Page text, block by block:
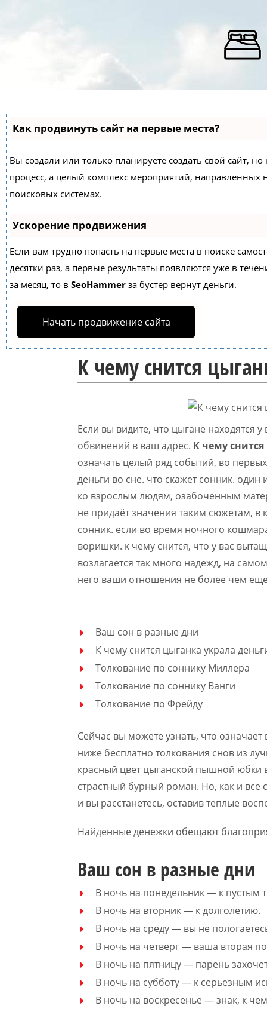
Как продвинуть сайт на первые места?
Вы создали или только планируете создать свой сайт,
процесс, а целый комплекс мероприятий,
поисковых системах.
Ускорение продвижения
Если вам трудно попасть на первые места в поиске
десятки раз, а первые результаты появляются уже в
за месяц, то в SeoHammer за бустер вернут деньги.
Начать продвижение сайта
К чему снится
Если вы видите, что цыгане находятся
обвинений в ваш адрес. К чему
означать целый ряд событий, во
деньги во сне. что скажет сонник.
ко взрослым людям, озабоченным
не придаёт значения таким сюжетам,
сонник. если во время ночного
воришки. к чему снится, что у вас
возлагается так много надежд, на
него ваши отношения не более чем
Ваш сон в разные дни
К чему снится цыганка украла
Толкование по соннику Миллера
Толкование по соннику Ванги
Толкование по Фрейду
Сейчас вы можете узнать, что
ниже бесплатно толкования снов из
красный цвет цыганской пышной
страстный бурный роман. Но, как и все
и вы расстанетесь, оставив теплые
Найденные денежки обещают
Ваш сон в разные дни
В ночь на понедельник — к пустым
В ночь на вторник — к долголетию.
В ночь на среду — вы не
В ночь на четверг — ваша вторая
В ночь на пятницу — парень
В ночь на субботу — к серьезным
В ночь на воскресенье — знак, к